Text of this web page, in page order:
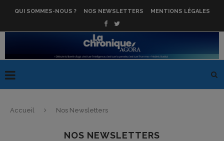
QUI SOMMES-NOUS ? NOS NEWSLETTERS MENTIONS LÉGALES
Accueil Nos Newsletters
NOS NEWSLETTERS